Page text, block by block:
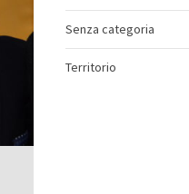
Senza categoria
Territorio